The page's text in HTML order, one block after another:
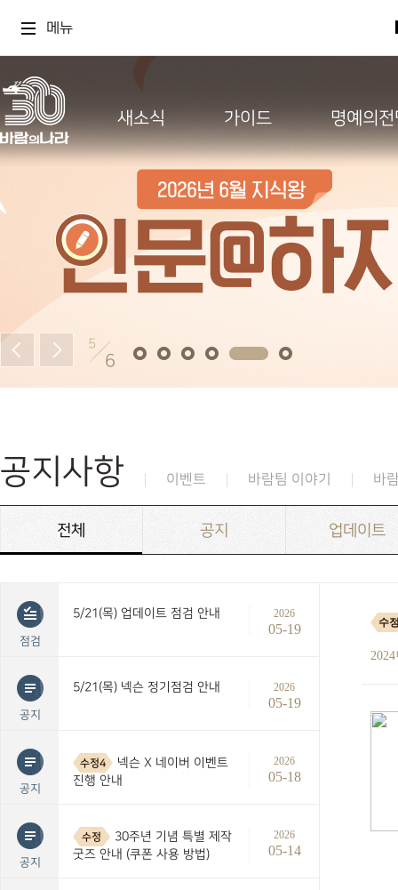
메뉴
새소식 가이드 명예의
5
6
공지사항 이벤트 바람팀 이야기 바
전체 공지 업데이트
점검
5/21(목) 업데이트 점검 안내 2026
05-19
공지
5/21(목) 넥슨 정기점검 안내 2026
05-19
공지
수정4
넥슨 X 네이버 이벤트
진행 안내
2026
05-18
공지
수정
30주년 기념 특별 제작
굿즈 안내 (쿠폰 사용 방법)
2026
05-14
수